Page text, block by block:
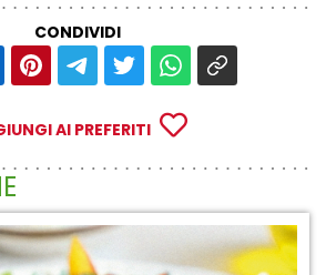
CONDIVIDI
AI PREFERITI